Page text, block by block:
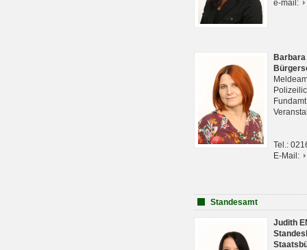
e-mail:
Tel.:
E-Mail:
Standesamt
Judith